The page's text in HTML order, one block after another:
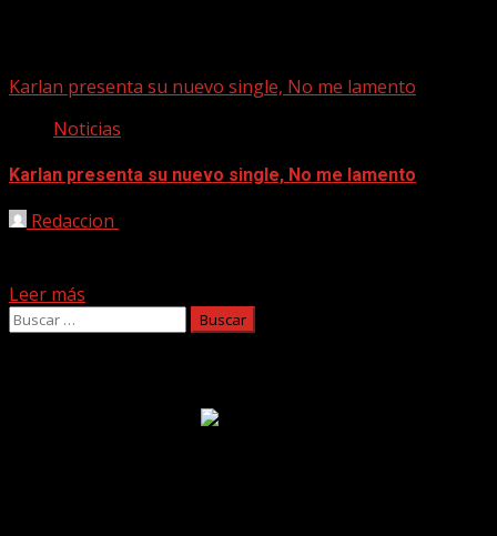
Karlan presenta su nuevo single, No me lamento
Noticias
Karlan presenta su nuevo single, No me lamento
Redaccion
Leer más
Buscar: